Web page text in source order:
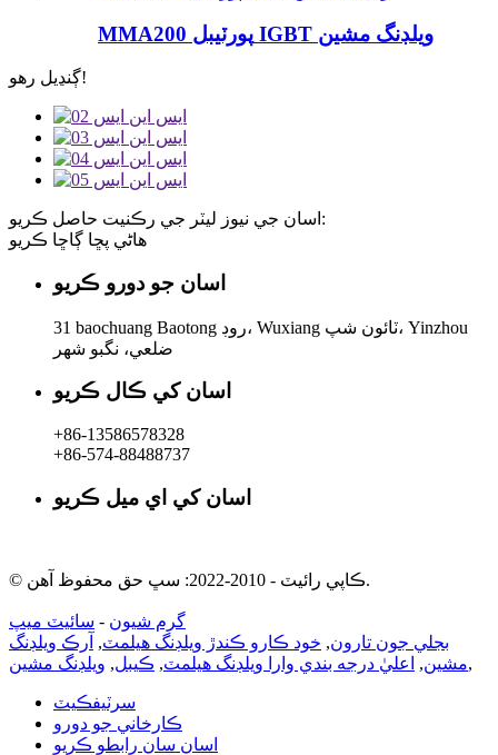
MMA200 پورٽيبل IGBT ويلڊنگ مشين
ڳنڍيل رهو!
اسان جي نيوز ليٽر جي رڪنيت حاصل ڪريو:
هاڻي پڇا ڳاڇا ڪريو
اسان جو دورو ڪريو
31 baochuang Baotong روڊ، Wuxiang ٽائون شپ، Yinzhou
ضلعي، نگبو شهر
اسان کي ڪال ڪريو
+86-13586578328
+86-574-88488737
اسان کي اي ميل ڪريو
© ڪاپي رائيٽ - 2010-2022: سڀ حق محفوظ آهن.
گرم شيون - سائيٽ ميپ
بجلي جون تارون, خود ڪارو ڪندڙ ويلڊنگ هيلمٽ, آرڪ ويلڊنگ
مشين, اعليٰ درجه بندي وارا ويلڊنگ هيلمٽ, ڪيبل, ويلڊنگ مشين ,
سرٽيفڪيٽ
ڪارخاني جو دورو
اسان سان رابطو ڪريو